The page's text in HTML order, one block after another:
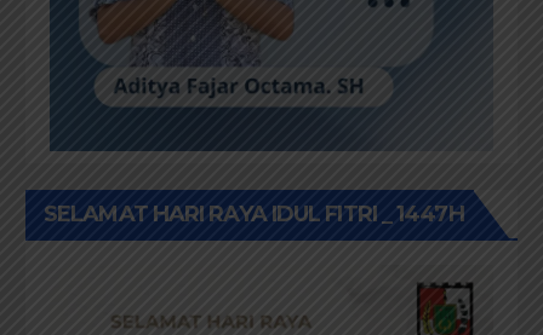
SELAMAT HARI RAYA IDUL FITRI _ 1447H